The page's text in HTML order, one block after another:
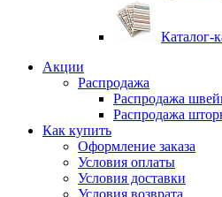
Каталог-
Акции
Распродажа
Распродажа
Распродажа
Как купить
Оформление заказа
Условия оплаты
Условия доставки
Условия возврата